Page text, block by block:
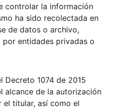
controlar la información
ha sido recolectada en
de datos o archivo,
por entidades privadas o
Decreto 1074 de 2015
alcance de la autorización
titular, así como el